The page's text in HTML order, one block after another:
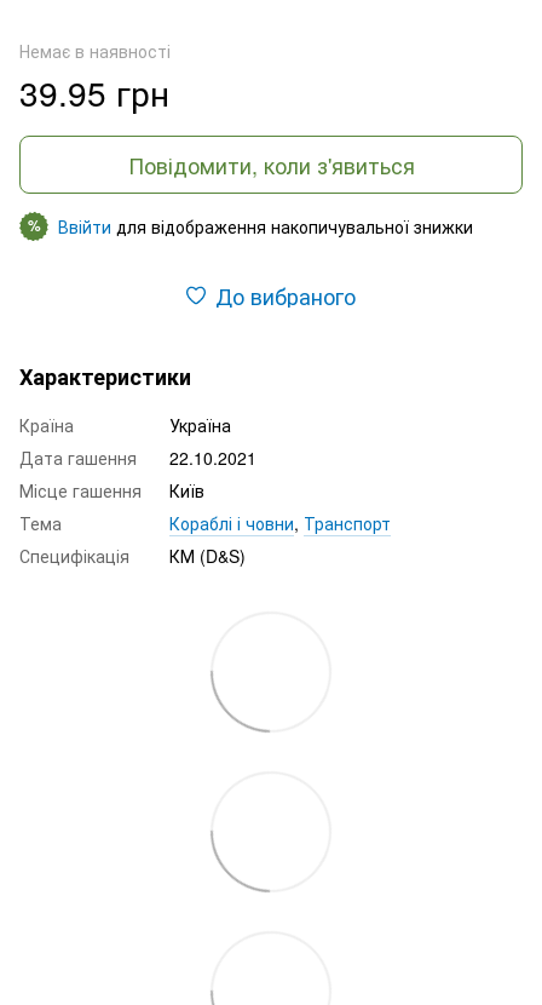
Немає в наявності
39.95 грн
Повідомити, коли з'явиться
% Ввійти для відображення накопичувальної знижки
До вибраного
Характеристики
Країна
Україна
Дата гашення
22.10.2021
Місце гашення
Київ
Тема
Кораблі і човни, Транспорт
Специфікація
КМ (D&S)